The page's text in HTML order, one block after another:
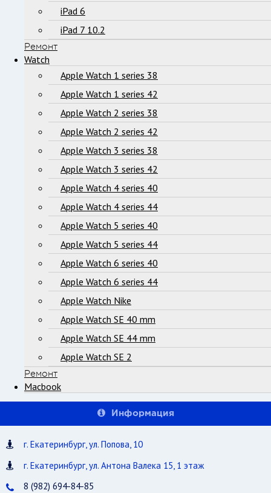
iPad 6
iPad 7 10.2
Ремонт
Watch
Apple Watch 1 series 38
Apple Watch 1 series 42
Apple Watch 2 series 38
Apple Watch 2 series 42
Apple Watch 3 series 38
Apple Watch 3 series 42
Apple Watch 4 series 40
Apple Watch 4 series 44
Apple Watch 5 series 40
Apple Watch 5 series 44
Apple Watch 6 series 40
Apple Watch 6 series 44
Apple Watch Nike
Apple Watch SE 40 mm
Apple Watch SE 44 mm
Apple Watch SE 2
Ремонт
Macbook
Информация
г. Екатеринбург, ул. Попова, 10
г. Екатеринбург, ул. Антона Валека 15, 1 этаж
8 (982) 694-84-85